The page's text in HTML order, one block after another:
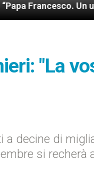
Un uomo di
"La
a decine di
si recherà